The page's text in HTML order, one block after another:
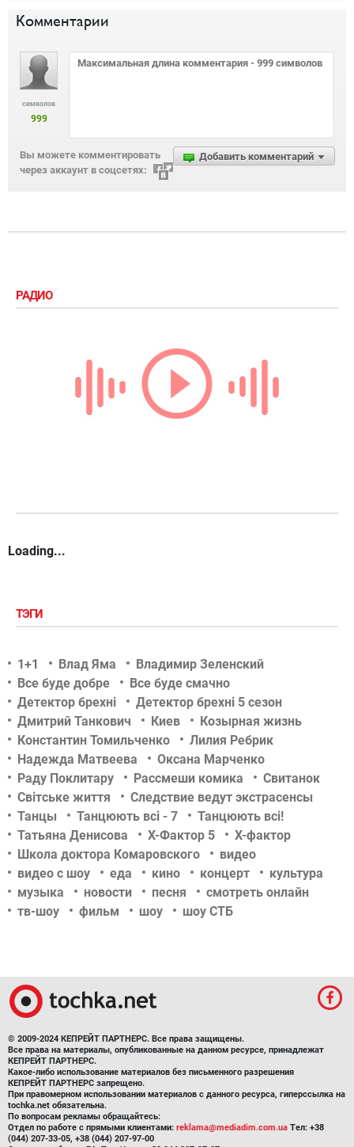
Комментарии
символов
999
Добавить комментарий
Вы можете комментировать
через аккаунт в соцсетях:
РАДИО
Loading...
ТЭГИ
1+1 Влад Яма
Владимир Зеленский
Все буде добре
Все буде смачно
Детектор брехні
Детектор брехні 5 сезон
Дмитрий Танкович
Киев
Козырная жизнь
Константин Томильченко
Лилия Ребрик
Надежда Матвеева
Оксана Марченко
Раду Поклитару
Рассмеши комика
Свитанок
Світське життя
Следствие ведут экстрасенсы
Танцы
Танцюють всі - 7
Танцюють всі!
Татьяна Денисова
Х-Фактор 5
Х-фактор
Школа доктора Комаровского
видео
видео с шоу
еда кино концерт
культура
музыка
новости песня
смотреть онлайн
тв-шоу
фильм шоу шоу СТБ
© 2009-2024 КЕПРЕЙТ ПАРТНЕРС. Все права защищены.
Все права на материалы, опубликованные на данном ресурсе, принадлежат
КЕПРЕЙТ ПАРТНЕРС.
Какое-либо использование материалов без письменного разрешения
КЕПРЕЙТ ПАРТНЕРС запрещено.
При правомерном использовании материалов с данного ресурса, гиперссылка на
tochka.net обязательна.
По вопросам рекламы обращайтесь:
Отдел по работе с прямыми клиентами: reklama@mediadim.com.ua Тел: +38
(044) 207-33-05, +38 (044) 207-97-00